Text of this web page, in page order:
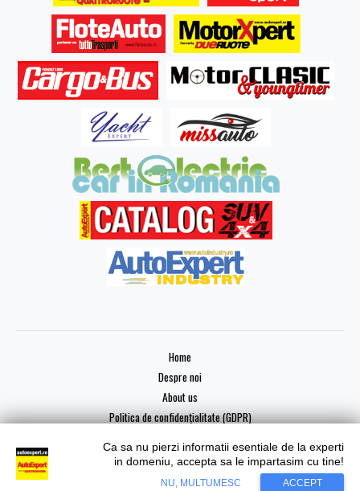
Home
Despre noi
About us
Politica de confidențialitate (GDPR)
Copyright © 2026 AutoExpert
Ca sa nu pierzi informatii esentiale de la experti
in domeniu, accepta sa le impartasim cu tine!
NU, MULTUMESC ACCEPT